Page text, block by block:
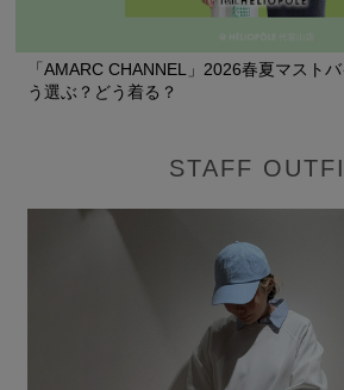
「AMARC CHANNEL」2026春夏マスト
う選ぶ？どう着る？
STAFF